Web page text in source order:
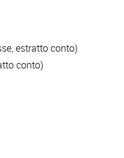
estratto conto)
conto)